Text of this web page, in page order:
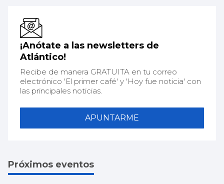
¡Anótate a las newsletters de
Atlántico!
Recibe de manera GRATUITA en tu correo
electrónico 'El primer café' y 'Hoy fue noticia' con
las principales noticias.
APUNTARME
Próximos eventos